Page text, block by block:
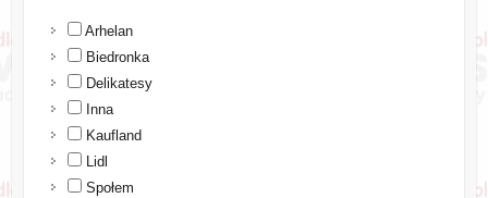
Arhelan
Biedronka
Delikatesy
Inna
Kaufland
Lidl
Społem